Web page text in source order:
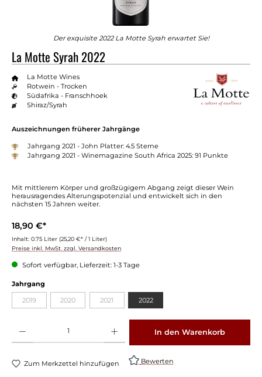
Der exquisite 2022 La Motte Syrah erwartet Sie!
La Motte Syrah 2022
La Motte Wines
Rotwein - Trocken
Südafrika - Franschhoek
Shiraz/Syrah
Auszeichnungen früherer Jahrgänge
Jahrgang 2021 - John Platter: 4.5 Sterne
Jahrgang 2021 - Winemagazine South Africa 2025: 91 Punkte
Mit mittlerem Körper und großzügigem Abgang zeigt dieser Wein
herausragendes Alterungspotenzial und entwickelt sich in den
nächsten 15 Jahren weiter.
18,90 €*
Inhalt: 0.75 Liter (25,20 €* / 1 Liter)
Preise inkl. MwSt. zzgl. Versandkosten
Sofort verfügbar, Lieferzeit: 1-3 Tage
Jahrgang
2019(Diese Option ist zurzeit nicht verfügbar.)
2020(Diese Option ist zurzeit nicht verfügbar.)
2021(Diese Option ist zurzeit nicht verfügbar.)
2022
In den Warenkorb
Zum Merkzettel hinzufügen Bewerten